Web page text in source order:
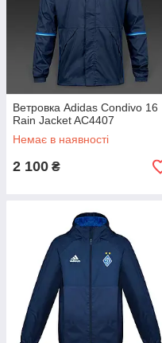
Ветровка Adidas Condivo 16
Rain Jacket AC4407
Немає в наявності
2 100 ₴